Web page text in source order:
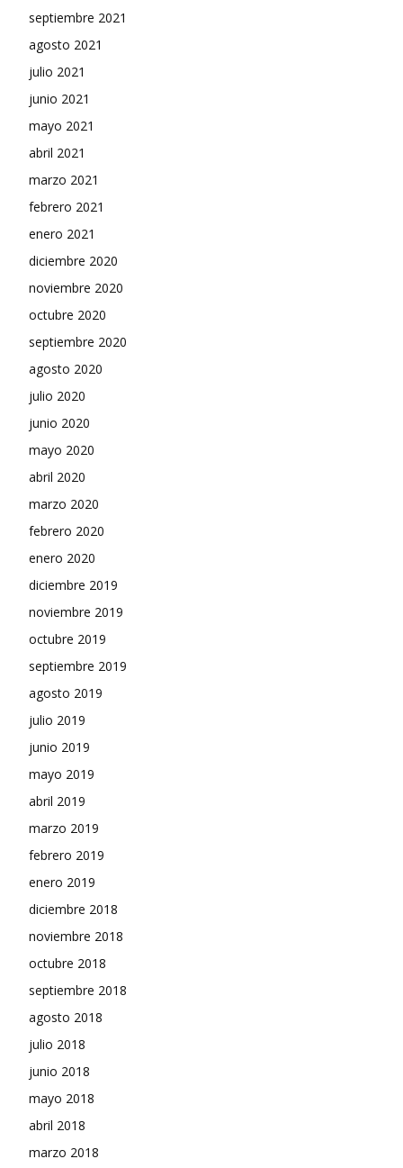
septiembre 2021
agosto 2021
julio 2021
junio 2021
mayo 2021
abril 2021
marzo 2021
febrero 2021
enero 2021
diciembre 2020
noviembre 2020
octubre 2020
septiembre 2020
agosto 2020
julio 2020
junio 2020
mayo 2020
abril 2020
marzo 2020
febrero 2020
enero 2020
diciembre 2019
noviembre 2019
octubre 2019
septiembre 2019
agosto 2019
julio 2019
junio 2019
mayo 2019
abril 2019
marzo 2019
febrero 2019
enero 2019
diciembre 2018
noviembre 2018
octubre 2018
septiembre 2018
agosto 2018
julio 2018
junio 2018
mayo 2018
abril 2018
marzo 2018